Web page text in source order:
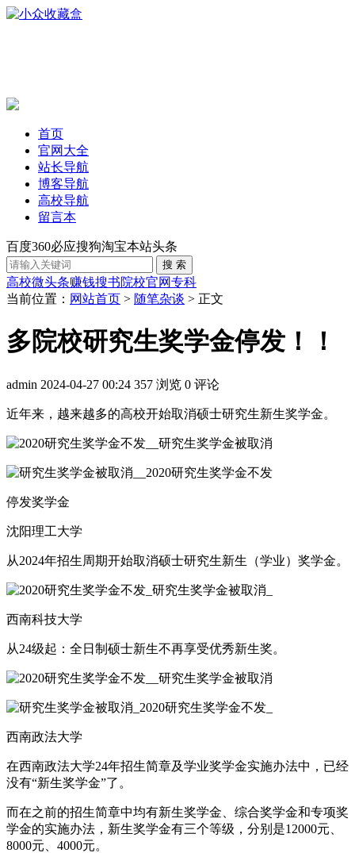
首页
官网大全
站长导航
博客导航
高校导航
留言本
百度360必应搜狗淘宝本站头条
高校微头条赚钱搜书院校官网专科
当前位置： 网站首页 > 随笔杂谈 > 正文
多院校研究生奖学金停发！！
admin 2024-04-27 00:24 357 浏览 0 评论
近年来，越来越多的高校开始取消硕士研究生新生奖学金。
停发奖学金
沈阳理工大学
从2024年招生周期开始取消硕士研究生新生（学业）奖学金。
西南科技大学
从24级起：全日制硕士新生不再享受优秀新生奖。
西南政法大学
在西南政法大学24年招生简章及学业奖学金实施办法中，已经
没有“新生奖学金”了。
而在之前的招生简章中均有新生奖学金、综合奖学金和专项奖
学金的实施办法，新生奖学金有三个等级，分别是12000元、
8000元、4000元。